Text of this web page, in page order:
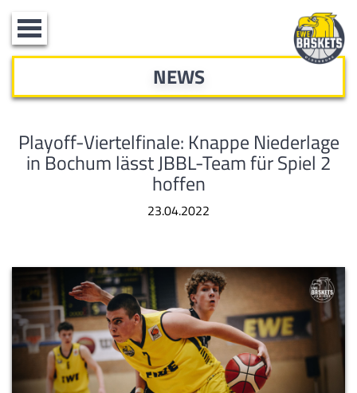
Toggle
navigation
NEWS
Playoff-Viertelfinale: Knappe Niederlage
in Bochum lässt JBBL-Team für Spiel 2
hoffen
23.04.2022